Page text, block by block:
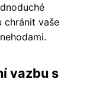
chránit vaše
vazbu s